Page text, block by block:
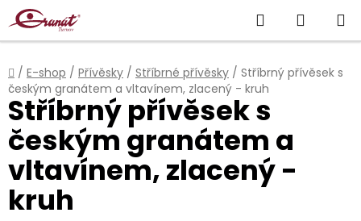
Přejít
na
obsah
Hledat
KOŠÍK
Domů
/ E-shop / Přívěsky / Stříbrné přívěsky / Stříbrný přívěsek s
českým granátem a vltavínem, zlacený - kruh
Stříbrný přívěsek s
českým granátem a
vltavínem, zlacený -
kruh